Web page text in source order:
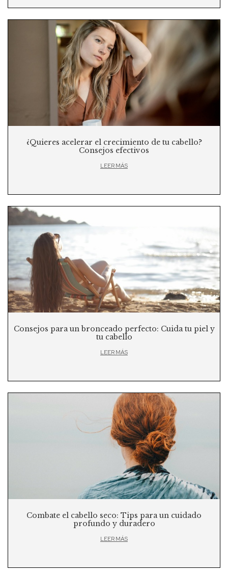
¿Quieres acelerar el crecimiento de tu cabello?
Consejos efectivos
LEER MÁS
Consejos para un bronceado perfecto: Cuida tu piel y
tu cabello
LEER MÁS
Combate el cabello seco: Tips para un cuidado
profundo y duradero
LEER MÁS